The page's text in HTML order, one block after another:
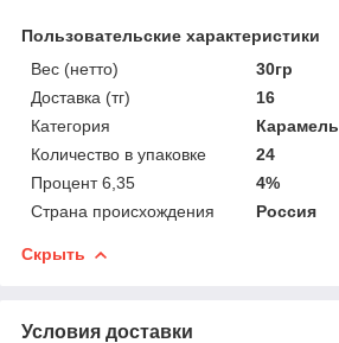
Пользовательские характеристики
Вес (нетто)
30гр
Доставка (тг)
16
Категория
Карамель
Количество в упаковке
24
Процент 6,35
4%
Страна происхождения
Россия
Скрыть
Условия доставки